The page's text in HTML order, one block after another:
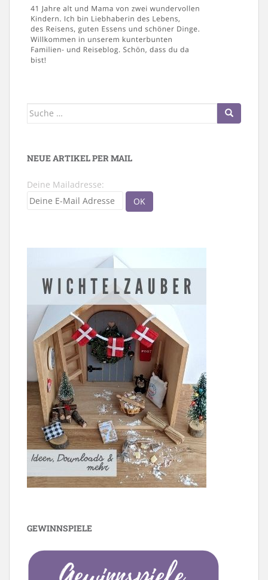
Suche
NEUE ARTIKEL PER MAIL
Deine Mailadresse:
GEWINNSPIELE